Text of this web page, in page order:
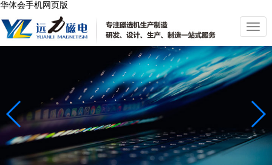
华体会手机网页版
切
换
导
航